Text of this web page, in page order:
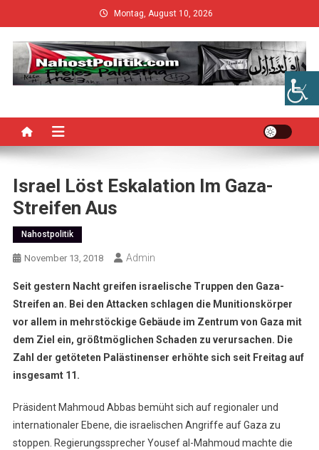
to
content
Montag, August 10, 2026
Israel Löst Eskalation Im Gaza-
Streifen Aus
Nahostpolitik
November 13, 2018 Admin
Seit gestern Nacht greifen israelische Truppen den Gaza-
Streifen an. Bei den Attacken schlagen die Munitionskörper
vor allem in mehrstöckige Gebäude im Zentrum von Gaza mit
dem Ziel ein, größtmöglichen Schaden zu verursachen. Die
Zahl der getöteten Palästinenser erhöhte sich seit Freitag auf
insgesamt 11.
Präsident Mahmoud Abbas bemüht sich auf regionaler und
internationaler Ebene, die israelischen Angriffe auf Gaza zu
stoppen. Regierungssprecher Yousef al-Mahmoud machte die